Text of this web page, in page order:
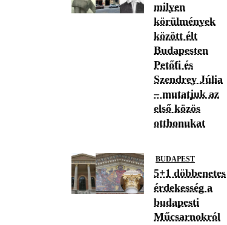
milyen
körülmények
között élt
Budapesten
Petőfi és
Szendrey Júlia
– mutatjuk az
első közös
otthonukat
BUDAPEST
5+1 döbbenetes
érdekesség a
budapesti
Műcsarnokról